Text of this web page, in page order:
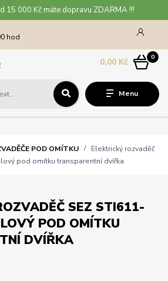
15 000 Kč máte dopravu ZDARMA !!!
Menu
hod
0
0,00 Kč
POD OMÍTKU
Elektrický rozvaděč
pod omítku transparentní dvířka
SEZ STI611-
POD OMÍTKU
DVÍŘKA